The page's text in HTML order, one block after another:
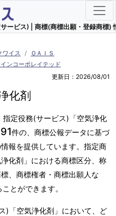
ービス) | 商標(商標出願・登録商標)
ワイス
ＱＡＩＳ
ンコーポレイテッド
更新日：2026/08/01
化剤
指定役務(サービス)「空気浄化
件の、商標公報データに基づ
報を提供しています。指定商
化剤」における商標区分、称
、商標権者・商標出願人な
とができます。
)「空気浄化剤」において、ど